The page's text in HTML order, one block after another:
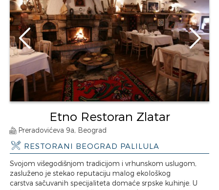
Etno Restoran Zlatar
Preradovićeva 9a, Beograd
RESTORANI BEOGRAD PALILULA
Svojom višegodišnjom tradicijom i vrhunskom uslugom,
zasluženo je stekao reputaciju malog ekološkog
carstva sačuvanih specijaliteta domaće srpske kuhinje. U